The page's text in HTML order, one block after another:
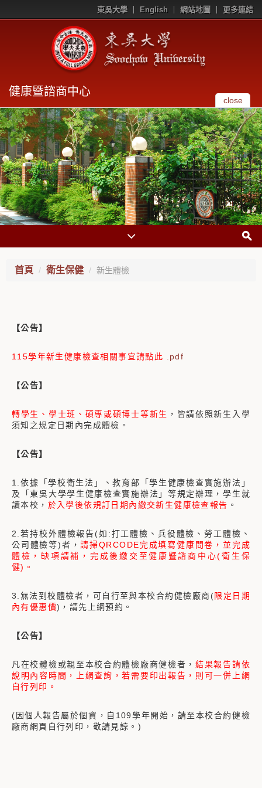
東吳大學 English 網站地圖 更多連結
健康暨諮商中心
close
首頁 衛生保健 新生體檢
【公告】
115學年新生健康檢查相關事宜請點此 .pdf
【公告】
轉學生、學士班、碩專或碩博士等新生 ，皆請依照新生入學
須知之規定日期內完成體檢。
【公告】
1.依據「學校衛生法」、教育部「學生健康檢查實施辦法」
及「東吳大學學生健康檢查實施辦法」等規定辦理，學生就
讀本校， 於入學後依規訂日期內繳交新生健康檢查報告 。
2.若持校外體檢報告(如:打工體檢、兵役體檢、勞工體檢、
公司體檢等)者，請掃QRCODE完成填寫健康問卷，並完成
體檢，缺項請補，完成後繳交至健康暨諮商中心(衛生保
健)。
3.無法到校體檢者，可自行至與本校合約健檢廠商(限定日期
內有優惠價)，請先上網預約。
【公告】
凡在校體檢或親至本校合約體檢廠商健檢者，結果報告請依
說明內容時間，上網查詢，若需要印出報告，則可一併上網
自行列印。
(因個人報告屬於個資，自109學年開始，請至本校合約健檢
廠商網頁自行列印，敬請見諒。)